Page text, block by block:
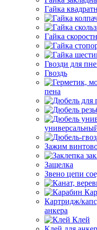
Гайка
Гайка
Гвозди для
Гвоздь
пена
Зажим
Защелка
Звено цепи
Картридж/
анкера
Клей